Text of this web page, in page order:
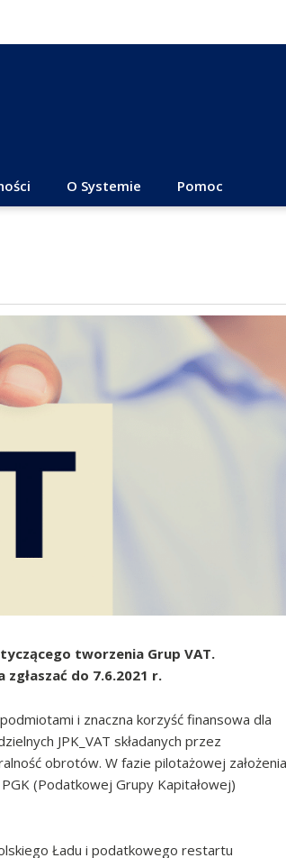
O Systemie Pomoc
tworzenia Grup VAT.
do 7.6.2021 r.
i znaczna korzyść finansowa dla
JPK_VAT składanych przez
obrotów. W fazie pilotażowej założenia
(Podatkowej Grupy Kapitałowej)
Ładu i podatkowego restartu